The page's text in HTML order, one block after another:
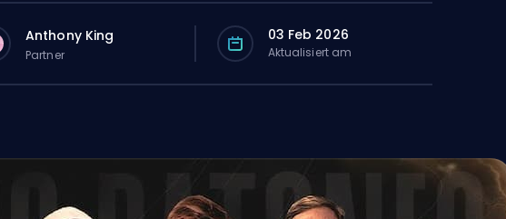
Anthony King
Partner
03 Feb 2026
Aktualisiert am